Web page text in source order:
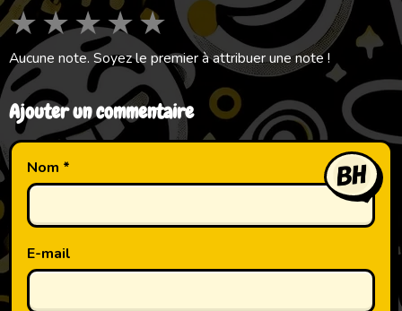
★★★★★
Aucune note. Soyez le premier à attribuer une note !
Ajouter un commentaire
Nom
E-mail